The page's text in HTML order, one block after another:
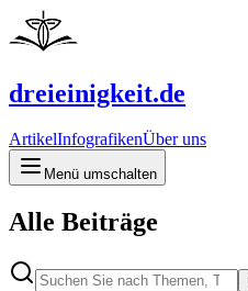
dreieinigkeit.de
ArtikelInfografikenÜber uns
Menü umschalten
Alle Beiträge